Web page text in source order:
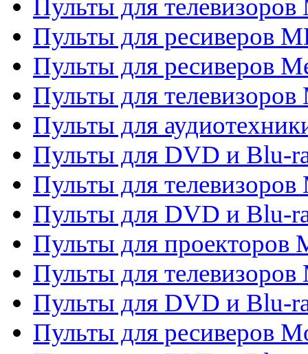
Пульты для телевизоров
Пульты для ресиверов
Пульты для ресиверов
Пульты для телевизоров
Пульты для
Пульты для DVD и Blu-
Пульты для
Пульты для DVD и Blu-
Пульты для проекторов
Пульты для
Пульты для DVD и Blu-
Пульты для ресиверов